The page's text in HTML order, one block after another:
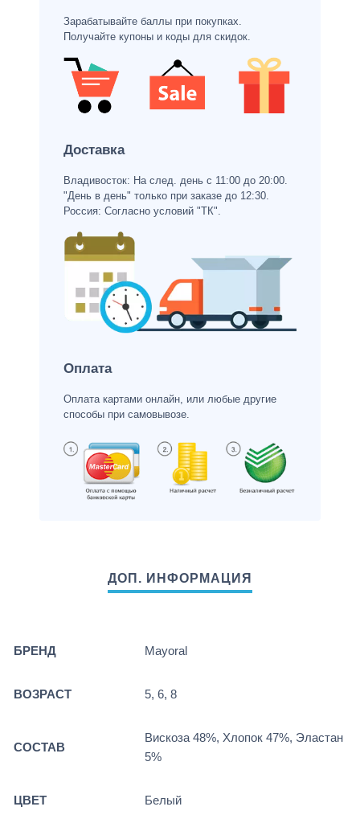
Зарабатывайте баллы при покупках.
Получайте купоны и коды для скидок.
Доставка
Владивосток: На след. день с 11:00 до 20:00.
"День в день" только при заказе до 12:30.
Россия: Согласно условий "ТК".
Оплата
Оплата картами онлайн, или любые другие
способы при самовывозе.
БРЕНД Mayoral
ВОЗРАСТ 5, 6, 8
СОСТАВ
Вискоза 48%, Хлопок 47%, Эластан
5%
ЦВЕТ Белый